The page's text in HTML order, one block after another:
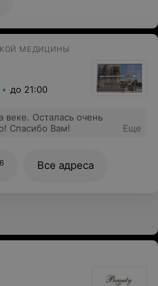
экспертами в
в уютную атмосферу
клиентом.
МЕДИЦИНЫ
до 21:00
веке. Осталась очень
Спасибо Вам!
Еще
Все адреса